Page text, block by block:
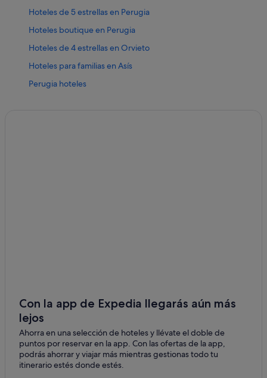
Hoteles de 5 estrellas en Perugia
Hoteles boutique en Perugia
Hoteles de 4 estrellas en Orvieto
Hoteles para familias en Asís
Perugia hoteles
Villas en Perugia
B&B en Perugia
Diamond Resorts en Orvieto
Con la app de Expedia llegarás aún más
lejos
Ahorra en una selección de hoteles y llévate el doble de
puntos por reservar en la app. Con las ofertas de la app,
podrás ahorrar y viajar más mientras gestionas todo tu
itinerario estés donde estés.